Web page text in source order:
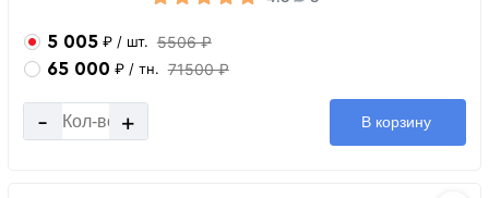
5 005 ₽ / шт. 5506 ₽
65 000 ₽ / тн. 71500 ₽
- + В корзину